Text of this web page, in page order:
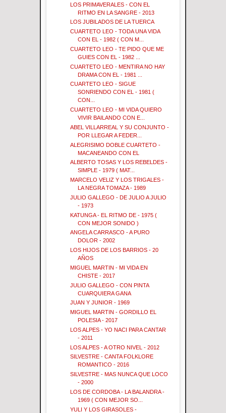
LOS PRIMAVERALES - CON EL
RITMO EN LA SANGRE - 2013
LOS JUBILADOS DE LA TUERCA
CUARTETO LEO - TODA UNA VIDA
CON EL - 1982 ( CON M...
CUARTETO LEO - TE PIDO QUE ME
GUIES CON EL - 1982 ...
CUARTETO LEO - MENTIRA NO HAY
DRAMA CON EL - 1981 ...
CUARTETO LEO - SIGUE
SONRIENDO CON EL - 1981 (
CON...
CUARTETO LEO - MI VIDA QUIERO
VIVIR BAILANDO CON E...
ABEL VILLARREAL Y SU CONJUNTO -
POR LLEGAR A FEDER...
ALEGRISIMO DOBLE CUARTETO -
MACANEANDO CON EL
ALBERTO TOSAS Y LOS REBELDES -
SIMPLE - 1979 ( MAT...
MARCELO VELIZ Y LOS TRIGALES -
LA NEGRA TOMAZA - 1989
JULIO GALLEGO - DE JULIO A JULIO
- 1973
KATUNGA - EL RITMO DE - 1975 (
CON MEJOR SONIDO )
ANGELA CARRASCO - A PURO
DOLOR - 2002
LOS HIJOS DE LOS BARRIOS - 20
AÑOS
MIGUEL MARTIN - MI VIDA EN
CHISTE - 2017
JULIO GALLEGO - CON PINTA
CUARQUIERA GANA
JUAN Y JUNIOR - 1969
MIGUEL MARTIN - GORDILLO EL
POLESIA - 2017
LOS ALPES - YO NACI PARA CANTAR
- 2011
LOS ALPES - A OTRO NIVEL - 2012
SILVESTRE - CANTA FOLKLORE
ROMANTICO - 2016
SILVESTRE - MAS NUNCA QUE LOCO
- 2000
LOS DE CORDOBA - LA BALANDRA -
1969 ( CON MEJOR SO...
YULI Y LOS GIRASOLES -